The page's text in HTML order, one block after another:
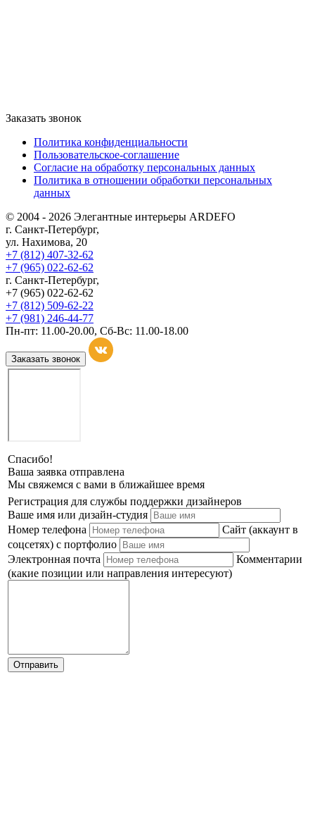
Заказать звонок
Политика конфиденциальности
Пользовательское-соглашение
Согласие на обработку персональных данных
Политика в отношении обработки персональных
данных
© 2004 - 2026 Элегантные интерьеры ARDEFO
г. Санкт-Петербург,
ул. Нахимова, 20
+7 (812) 407-32-62
+7 (965) 022-62-62
г. Санкт-Петербург,
+7 (965) 022-62-62
+7 (812) 509-62-22
+7 (981) 246-44-77
Пн-пт: 11.00-20.00, Сб-Вс: 11.00-18.00
Заказать звонок
Спасибо!
Ваша заявка отправлена
Мы свяжемся с вами в ближайшее время
Регистрация для службы поддержки дизайнеров
Ваше имя или дизайн-студия
Номер телефона
Сайт (аккаунт в
соцсетях) с портфолио
Электронная почта
Комментарии
(какие позиции или направления интересуют)
Отправить